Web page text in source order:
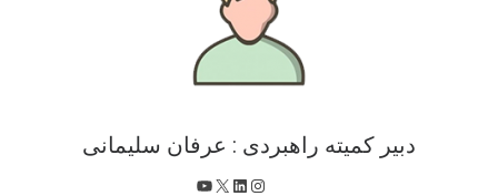
دبیر کمیته راهبردی : عرفان سلیمانی
اینستاگرم
لینکداین
X یوتیوب